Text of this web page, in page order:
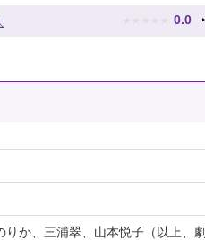
★ ★ ★ ★ ★ 0.0
か、三浦翠、山本悦子（以上、劇